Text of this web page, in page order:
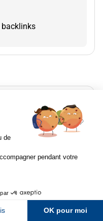
Youtube
backlinks